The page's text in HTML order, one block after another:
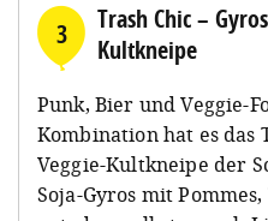
3
Trash Chic –
Kultkneipe
Punk, Bier und Veggie-
Kombination hat es das
Veggie-Kultkneipe der
Soja-Gyros mit